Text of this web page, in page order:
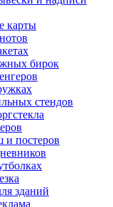
карты
бирок
стендов
и постеров
зданий